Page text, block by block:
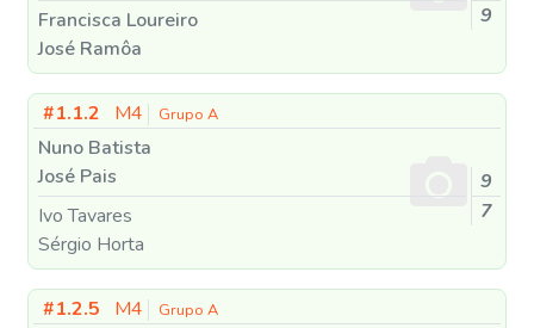
Francisca Loureiro
José Ramôa
9
#1.1.2 M4 Grupo A
Nuno Batista
José Pais
Ivo Tavares
Sérgio Horta
9
7
#1.2.5 M4 Grupo A